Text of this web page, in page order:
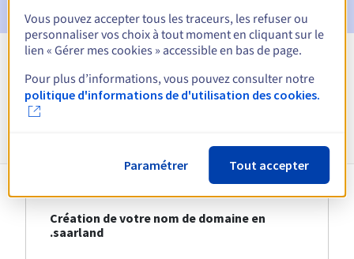
Voir toutes les extensions
Création de votre nom de domaine en
.saarland
Vous pouvez accepter tous les traceurs, les refuser ou
personnaliser vos choix à tout moment en cliquant sur le
lien « Gérer mes cookies » accessible en bas de page.
Pour plus d’informations, vous pouvez consulter notre
politique d'informations de d'utilisation des cookies.
Paramétrer Tout accepter